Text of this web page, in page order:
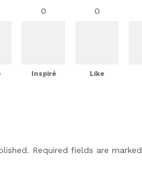
0
Inspiré
0
Like
Required fields are marked